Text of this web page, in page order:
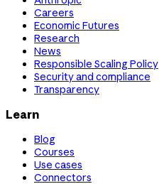
Careers
Economic Futures
Research
News
Responsible Scaling Policy
Security and compliance
Transparency
Learn
Blog
Courses
Use cases
Connectors